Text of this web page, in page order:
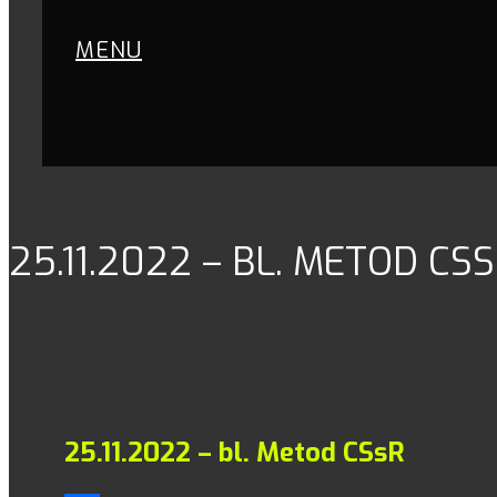
MENU
25.11.2022 – BL. METOD
25.11.2022 – bl. Metod CSsR